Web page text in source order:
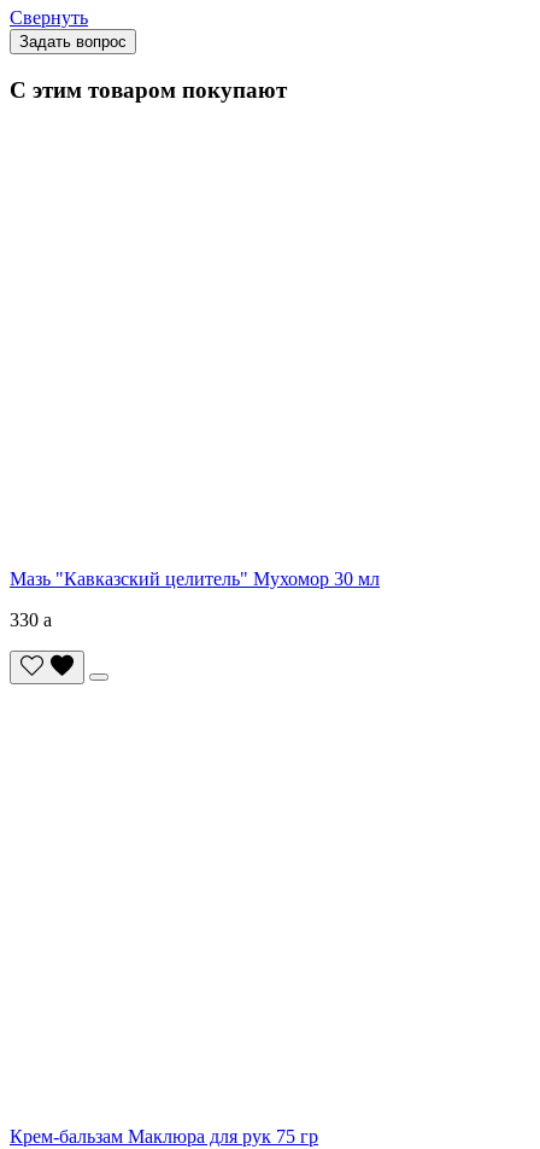
Свернуть
Задать вопрос
С этим товаром покупают
Мазь "Кавказский целитель" Мухомор 30 мл
330 a
Крем-бальзам Маклюра для рук 75 гр